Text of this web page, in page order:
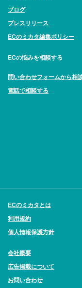
ブログ
プレスリリース
ECのミカタ編集ポリシー
ECの悩みを相談する
問い合わせフォームから相
電話で相談する
ECのミカタとは
利用規約
個人情報保護方針
会社概要
広告掲載について
お問い合わせ